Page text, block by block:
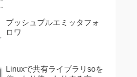
プッシュプルエミッタフォ
ロワ
Linuxで共有ライブラリsoを